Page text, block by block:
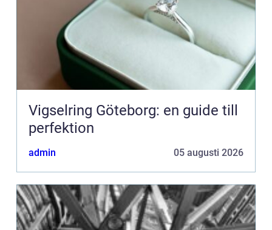
Vigselring Göteborg: en guide till
perfektion
admin 05 augusti 2026